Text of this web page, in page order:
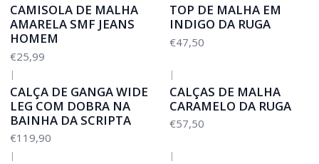
CAMISOLA DE MALHA
AMARELA SMF JEANS
HOMEM
€25,99
TOP DE MALHA EM
INDIGO DA RUGA
€47,50
|
CALÇA DE GANGA WIDE
LEG COM DOBRA NA
BAINHA DA SCRIPTA
€119,90
|
CALÇAS DE MALHA
CARAMELO DA RUGA
€57,50
| |